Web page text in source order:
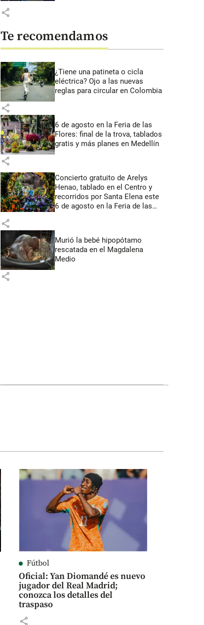
share
Te recomendamos
¿Tiene una patineta o cicla
eléctrica? Ojo a las nuevas
reglas para circular en Colombia
share
6 de agosto en la Feria de las
Flores: final de la trova, tablados
gratis y más planes en Medellín
share
Concierto gratuito de Arelys
Henao, tablado en el Centro y
recorridos por Santa Elena este
6 de agosto en la Feria de las
share
Murió la bebé hipopótamo
rescatada en el Magdalena
Medio
share
Fútbol
Oficial: Yan Diomandé es nuevo
jugador del Real Madrid;
conozca los detalles del
traspaso
share